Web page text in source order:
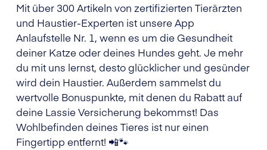
Mit über 300 Artikeln von zertifizierten Tierärzten
und Haustier-Experten ist unsere App
Anlaufstelle Nr. 1, wenn es um die Gesundheit
deiner Katze oder deines Hundes geht. Je mehr
du mit uns lernst, desto glücklicher und gesünder
wird dein Haustier. Außerdem sammelst du
wertvolle Bonuspunkte, mit denen du Rabatt auf
deine Lassie Versicherung bekommst! Das
Wohlbefinden deines Tieres ist nur einen
Fingertipp entfernt! 📲🐾